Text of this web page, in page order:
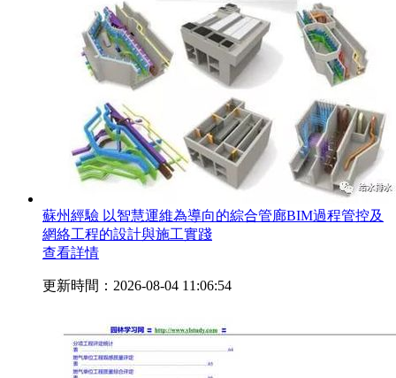
蘇州經驗 以智慧運維為導向的綜合管廊BIM過程管控及
網絡工程的設計與施工實踐
查看詳情
更新時間：2026-08-04 11:06:54